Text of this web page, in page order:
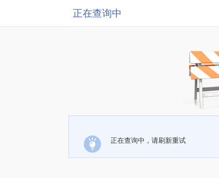
正在查询中
正在查询中，请刷新重试